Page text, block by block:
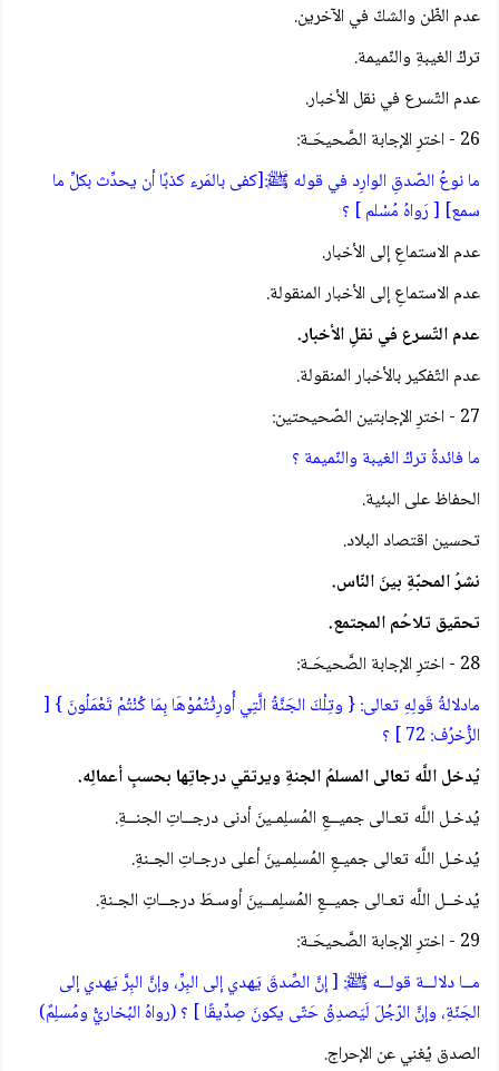
عدم الظّن والشكّ في الآخرين.
تركُ الغيبةِ والنّميمة.
عدم التّسرع في نقل الأخبار.
26 - اخترِ الإجابة الصَّحيحَـة:
ما نوعُ الصّدقِ الوارِد في قوله ﷺ:[كفى بالمَرء كذبًا أن يحدِّث بكلِّ ما
سمع] [ رَواهُ مُسْلم ] ؟
عدم الاستماعِ إلى الأخبار.
عدم الاستماعِ إلى الأخبار المنقولة.
عدم التّسرع في نقلِ الأخبار.
عدم التّفكير بالأخبار المنقولة.
27 - اخترِ الإجابتين الصّحيحتين:
ما فائدةُ تركُ الغيبة والنّميمة ؟
الحفاظ على البئية.
تحسين اقتصاد البلاد.
نشرُ المحبّةِ بينَ النّاس.
تحقيق تلاحُم المجتمع.
28 - اخترِ الإجابة الصَّحيحَـة:
مادلالةُ قَولِهِ تعالى: { وتِلْكَ الجَنَّةُ الَّتِي أُورِثْتُمُوْهَا بِمَا كُنْتُمْ تَعْمَلُونَ } [
الزُّخرُف: 72 ] ؟
يُدخل اللَّه تعالى المسلمُ الجنةِ ويرتقي درجاتِها بحسبِ أعمالِه.
يُدخـل اللَّه تعـالى جميــعِ المُسلِمـينَ أدنى درجــاتِ الجنــةِ.
يُدخـل اللَّه تعالى جميـعِ المُسلِمـينَ أعلى درجـاتِ الجـنةِ.
يُدخــل اللَّه تعـالى جميــعِ المُسلِمــينَ أوسـطَ درجــاتِ الجـنةِ.
29 - اخترِ الإجابة الصَّحيحَـة:
مــا دلالــة قولــه ﷺ: [ إنَّ الصِّدقَ يَهدي إلى البِرِّ، وإنَّ البِرَّ يَهدي إلى
الجَنّةِ، وإنَّ الرّجُلَ لَيَصدِقُ حَتّى يكونَ صِدِّيقًا ] ؟ (رواهُ البُخاريُّ ومُسلِمٌ)
الصدق يُغني عن الإحراج.